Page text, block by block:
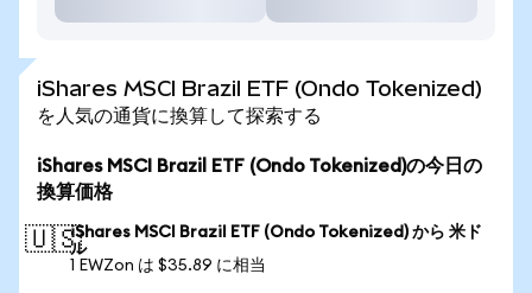
iShares MSCI Brazil ETF (Ondo Tokenized)
を人気の通貨に換算して探索する
iShares MSCI Brazil ETF (Ondo Tokenized)の今日の
換算価格
🇺🇸iShares MSCI Brazil ETF (Ondo Tokenized) から 米ド
ル
1 EWZon は $35.89 に相当